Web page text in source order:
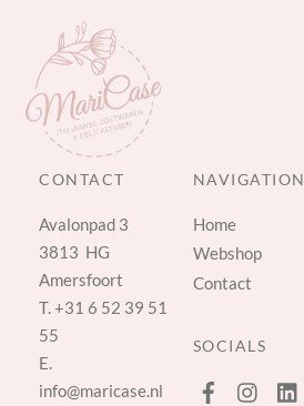
CONTACT
Avalonpad 3
3813 HG
Amersfoort
T.+31 6 52 39 51
55
E.
info@maricase.nl
NAVIGATION
Home
Webshop
Contact
SOCIALS